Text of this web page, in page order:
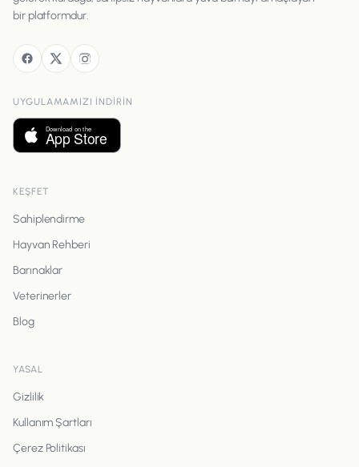
bir platformdur.
UYGULAMAMIZI INDIRIN
KEŞFET
Sahiplendirme
Hayvan Rehberi
Barınaklar
Veterinerler
Blog
YASAL
Gizlilik
Kullanım Şartları
Çerez Politikası